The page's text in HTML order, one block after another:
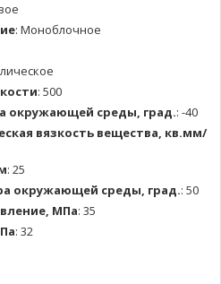
: Моноблочное
: 500
окружающей среды, град.: -40
вязкость вещества, кв.мм/
: 25
окружающей среды, град.: 50
МПа: 35
: 32